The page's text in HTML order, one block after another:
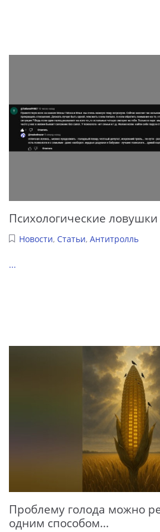
Психологические
Новости, Статьи, Антитролль
...
Проблему голода можно
одним способом...